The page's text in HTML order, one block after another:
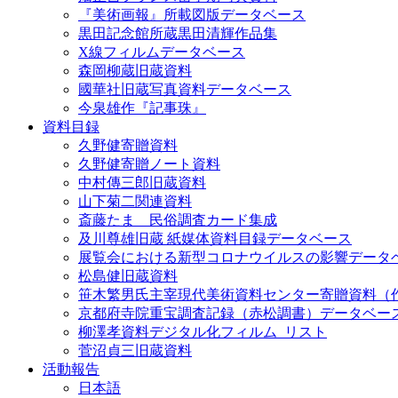
『美術画報』所載図版データベース
黒田記念館所蔵黒田清輝作品集
X線フィルムデータベース
森岡柳蔵旧蔵資料
國華社旧蔵写真資料データベース
今泉雄作『記事珠』
資料目録
久野健寄贈資料
久野健寄贈ノート資料
中村傳三郎旧蔵資料
山下菊二関連資料
斎藤たま 民俗調査カード集成
及川尊雄旧蔵 紙媒体資料目録データベース
展覧会における新型コロナウイルスの影響データ
松島健旧蔵資料
笹木繁男氏主宰現代美術資料センター寄贈資料（
京都府寺院重宝調査記録（赤松調書）データベー
柳澤孝資料デジタル化フィルム_リスト
菅沼貞三旧蔵資料
活動報告
日本語